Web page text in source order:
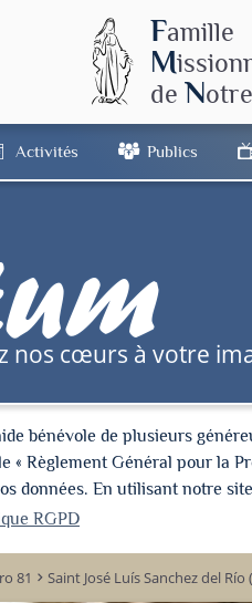
Famille
M
de N
Activités Publics
nos cœurs à votre
bénévole de plusieurs
Règlement Général pour la
données. En utilisant notre
RGPD
81 keyboard_arrow_right Saint José Luís Sanchez del Río